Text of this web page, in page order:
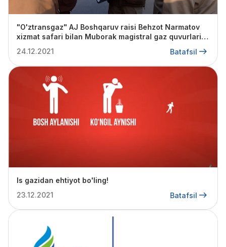
"O'ztransgaz" AJ Boshqaruv raisi Behzot Narmatov
xizmat safari bilan Muborak magistral gaz quvurlari
24.12.2021 Batafsil
Is gazidan ehtiyot bo'ling!
23.12.2021
Batafsil